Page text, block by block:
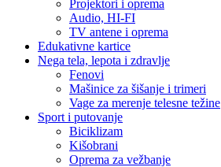
Projektori i oprema
Audio, HI-FI
TV antene i oprema
Edukativne kartice
Nega tela, lepota i zdravlje
Fenovi
Mašinice za šišanje i trimeri
Vage za merenje telesne težine
Sport i putovanje
Biciklizam
Kišobrani
Oprema za vežbanje